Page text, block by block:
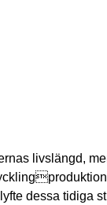
livslängd,
dessa tidiga